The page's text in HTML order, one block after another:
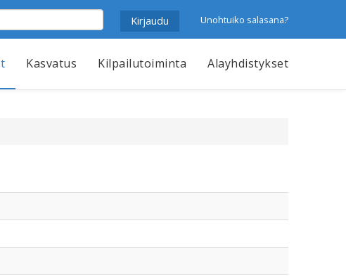
Unohtuiko salasana?
Kasvatus Kilpailutoiminta Alayhdistykset